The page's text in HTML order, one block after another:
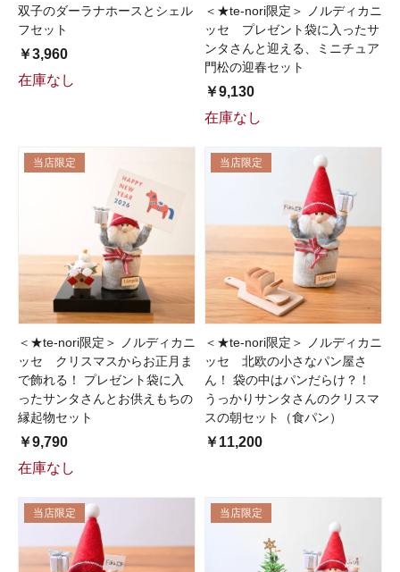
双子のダーラナホースとシェル
フセット
￥3,960
在庫なし
＜★te-nori限定＞ ノルディカニ
ッセ プレゼント袋に入ったサ
ンタさんと迎える、ミニチュア
門松の迎春セット
￥9,130
在庫なし
当店限定
＜★te-nori限定＞ ノルディカニ
ッセ クリスマスからお正月ま
で飾れる！ プレゼント袋に入
ったサンタさんとお供えもちの
縁起物セット
￥9,790
在庫なし
当店限定
＜★te-nori限定＞ ノルディカニ
ッセ 北欧の小さなパン屋さ
ん！ 袋の中はパンだらけ？！
うっかりサンタさんのクリスマ
スの朝セット（食パン）
￥11,200
当店限定 当店限定